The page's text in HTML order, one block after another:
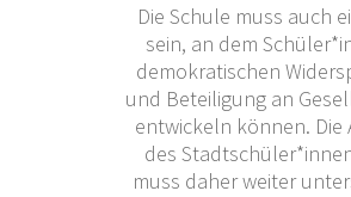
Die Schule muss auch
sein, an dem
demokratischen
und Beteiligung an
entwickeln können. Die
des
muss daher weiter